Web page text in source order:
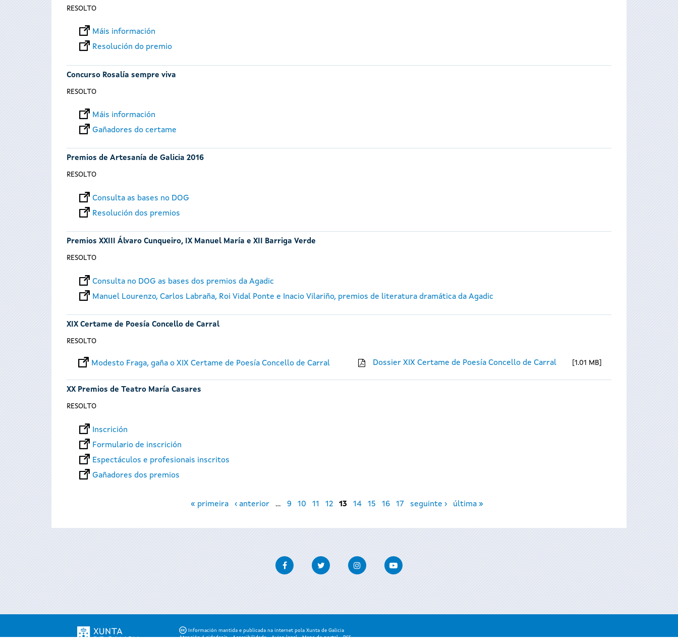
RESOLTO
Máis información
Resolución do premio
Concurso Rosalía sempre viva
RESOLTO
Máis información
Gañadores do certame
Premios de Artesanía de Galicia 2016
RESOLTO
Consulta as bases no DOG
Resolución dos premios
Premios XXIII Álvaro Cunqueiro, IX Manuel María e XII Barriga Verde
RESOLTO
Consulta no DOG as bases dos premios da Agadic
Manuel Lourenzo, Carlos Labraña, Roi Vidal Ponte e Inacio Vilariño, premios de literatura dramática da Agadic
XIX Certame de Poesía Concello de Carral
RESOLTO
Modesto Fraga, gaña o XIX Certame de Poesía Concello de Carral Dossier XIX Certame de Poesía Concello de Carral 1.01 MB
XX Premios de Teatro María Casares
RESOLTO
Inscrición
Formulario de inscrición
Espectáculos e profesionais inscritos
Gañadores dos premios
« primeira ‹ anterior … 9 10 11 12 13 14 15 16 17 seguinte › última »
FacebookTwitter InstagramYoutube
Información mantida e publicada na internet pola Xunta de Galicia